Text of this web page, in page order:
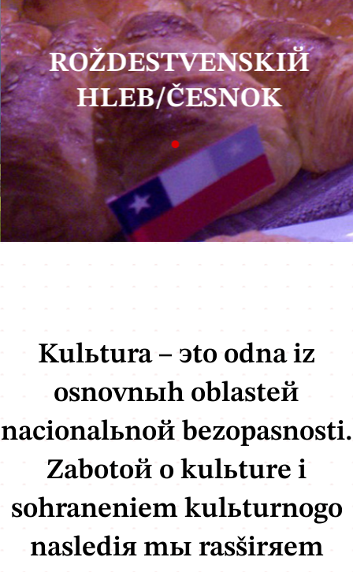
ROŽDESTVENSKIЙ
HLEB/ČESNOK
Kulьtura – эto odna iz
osnovnыh oblasteй
nacionalьnoй bezopasnosti.
Zabotoй o kulьture i
sohraneniem kulьturnogo
naslediя mы rasširяem